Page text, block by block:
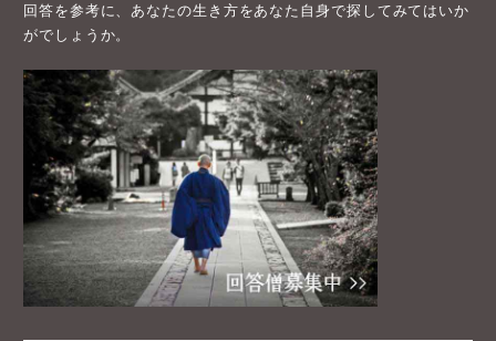
回答を参考に、あなたの生き方をあなた自身で探してみてはいか
がでしょうか。